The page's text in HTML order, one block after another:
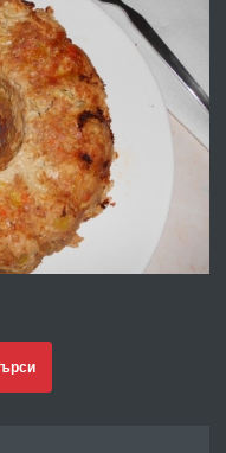
преди 1 година
работници
преди 1 година
стъпките на Ангел